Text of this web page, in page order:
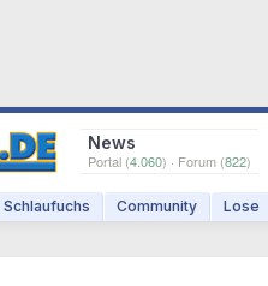
News
Portal (4.060) · Forum (822)
Schlaufuchs Community Lose